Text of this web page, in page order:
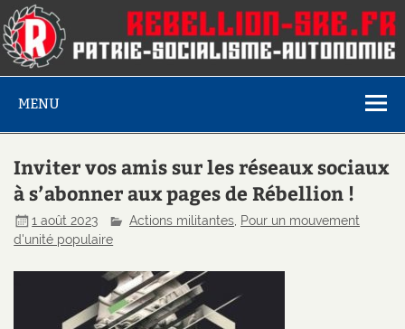
MENU
Inviter vos amis sur les réseaux sociaux
à s’abonner aux pages de Rébellion !
1 août 2023 Actions militantes Pour un mouvement
d'unité populaire